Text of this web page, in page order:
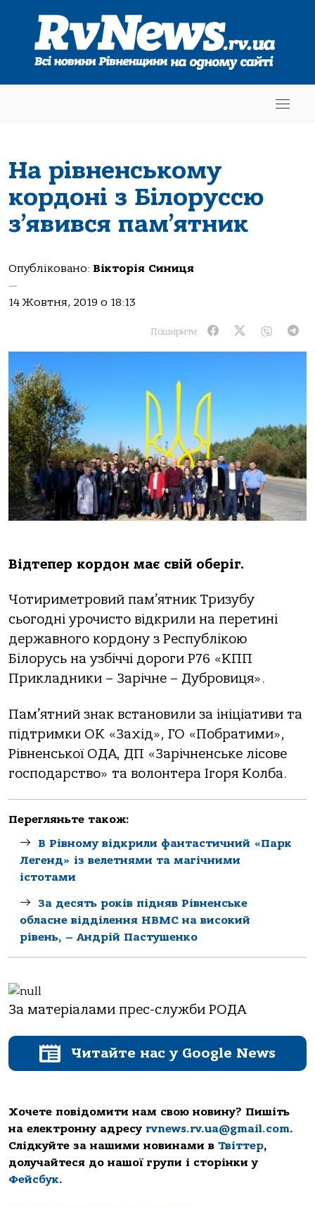
На рівненському
кордоні з Білоруссю
з’явився пам’ятник
Опубліковано: Вікторія Синиця
—
14 Жовтня, 2019 о 18:13
Поширити:
Відтепер кордон має свій оберіг.
Чотириметровий пам’ятник Тризубу
сьогодні урочисто відкрили на перетині
державного кордону з Республікою
Білорусь на узбіччі дороги Р76 «КПП
Прикладники – Зарічне – Дубровиця».
Пам’ятний знак встановили за ініціативи та
підтримки ОК «Захід», ГО «Побратими»,
Рівненської ОДА, ДП «Зарічненське лісове
господарство» та волонтера Ігоря Колба.
Перегляньте також:
В Рівному відкрили фантастичний «Парк
Легенд» із велетнями та магічними
істотами
За десять років підняв Рівненське
обласне відділення НВМС на високий
рівень, – Андрій Пастушенко
За матеріалами прес-служби РОДА
Читайте нас у Google News
Хочете повідомити нам свою новину? Пишіть
на електронну адресу rvnews.rv.ua@gmail.com.
Слідкуйте за нашими новинами в Твіттер,
долучайтеся до нашої групи і сторінки у
Фейсбук.